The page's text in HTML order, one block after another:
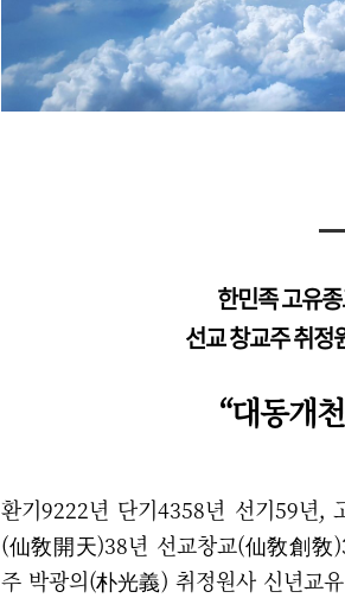
한민족 고유
선교 창교주 취정
“대동개
환기9222년 단기4358년 선기59년,
(仙敎開天)38년 선교창교(仙敎創
주 박광의(朴光義) 취정원사 신년교